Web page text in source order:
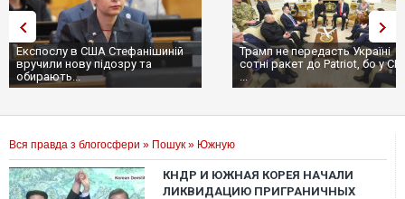
Експослу в США Стефанішиній
вручили нову підозру та
обирають...
Трамп не передасть Україні
сотні ракет до Patriot, бо у
...
Вся правда з блогосфери » Пошук » Южную
КНДР И ЮЖНАЯ КОРЕЯ НАЧАЛИ
ЛИКВИДАЦИЮ ПРИГРАНИЧНЫХ